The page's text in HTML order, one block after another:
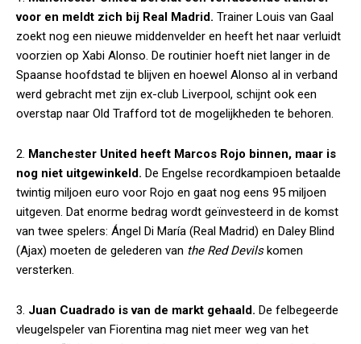
voor en meldt zich bij Real Madrid. Trainer Louis van Gaal
zoekt nog een nieuwe middenvelder en heeft het naar verluidt
voorzien op Xabi Alonso. De routinier hoeft niet langer in de
Spaanse hoofdstad te blijven en hoewel Alonso al in verband
werd gebracht met zijn ex-club Liverpool, schijnt ook een
overstap naar Old Trafford tot de mogelijkheden te behoren.
2. Manchester United heeft Marcos Rojo binnen, maar is
nog niet uitgewinkeld. De Engelse recordkampioen betaalde
twintig miljoen euro voor Rojo en gaat nog eens 95 miljoen
uitgeven. Dat enorme bedrag wordt geïnvesteerd in de komst
van twee spelers: Ángel Di María (Real Madrid) en Daley Blind
(Ajax) moeten de gelederen van the Red Devilskomen
versterken.
3. Juan Cuadrado is van de markt gehaald. De felbegeerde
vleugelspeler van Fiorentina mag niet meer weg van het